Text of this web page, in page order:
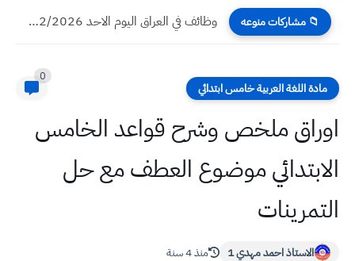
📁 مشاركات منوعه وظائف في العراق اليوم الاحد 01/02/2026 تعيينات (تحديث مستمر)
مادة اللغة العربية خامس ابتدائي
0
اوراق ملخص وشرح قواعد الخامس
الابتدائي موضوع العطف مع حل
التمرينات
الاستاذ احمد مهدي 1 منذ 4 سنة